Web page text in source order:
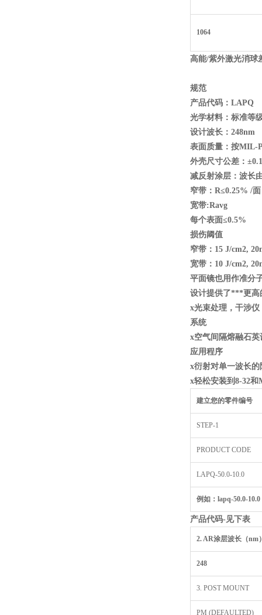
1064
高能/紫外激光消球
规范
产品代码：LAPQ
光学材料：标准等
设计波长：248nm
表面质量：按MIL-
外壳尺寸公差：
减反射涂层：波长
窄带：R≤0.25% /面
宽带:Ravg
每个表面≤0.5%
损伤阈值
窄带：15 J/cm2,
宽带：10 J/cm2,
平面镜也用作准分
设计提供了***更高
x光束处理，干涉
系统
x空气间隔熔融石
应用程序
x衍射对单一波长的
x轻松安装到8-32和
建立您的零件编号
STEP-1
PRODUCT CODE
LAPQ-50.0-10.0
例如：lapq-50.0-
产品代码-见下表
2. AR涂层波长（nm
248
3. POST MOUNT
PM (DEFAULTED)